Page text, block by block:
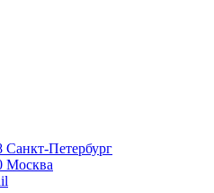
Санкт-Петербург
Москва